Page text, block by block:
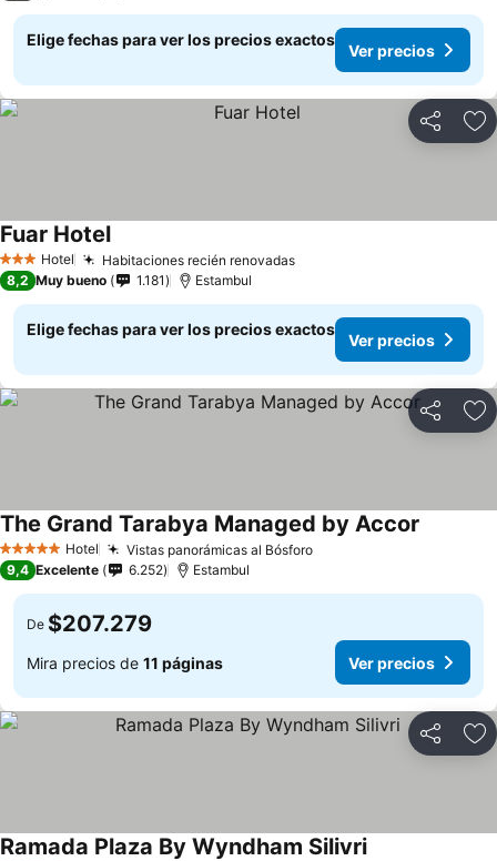
Elige fechas para ver los precios exactos
Ver precios
Compartir
3 Estrellas
Hotel Habitaciones recién renovadas
Fuar Hotel
8,2 Muy bueno 1.181 Estambul
Elige fechas para ver los precios exactos
Ver precios
Compartir
5 Estrellas Hotel Vistas panorámicas al Bósforo
The Grand Tarabya Managed by Accor
9,4 Excelente 6.252 Estambul
De $207.279
Mira precios de 11 páginas Ver precios
Compartir
Ramada Plaza By Wyndham Silivri